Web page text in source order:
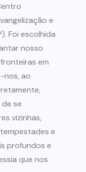
e
Foi escolhida
nosso
em
nos, ao
se
vizinhas,
e
profundos e
que nos